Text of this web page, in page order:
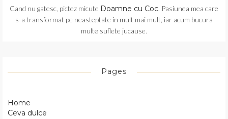
Cand nu gatesc, pictez micute Doamne cu Coc. Pasiunea mea care
s-a transformat pe neasteptate in mult mai mult, iar acum bucura
multe suflete jucause.
Pages
Home
Ceva dulce